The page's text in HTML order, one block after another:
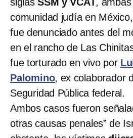
comunidad judía en
fue denunciado antes del
en el rancho de Las
fue torturado en vivo por
Palomino, ex colaborador
Seguridad Pública federal.
Ambos casos fueron
otras causas penales” de